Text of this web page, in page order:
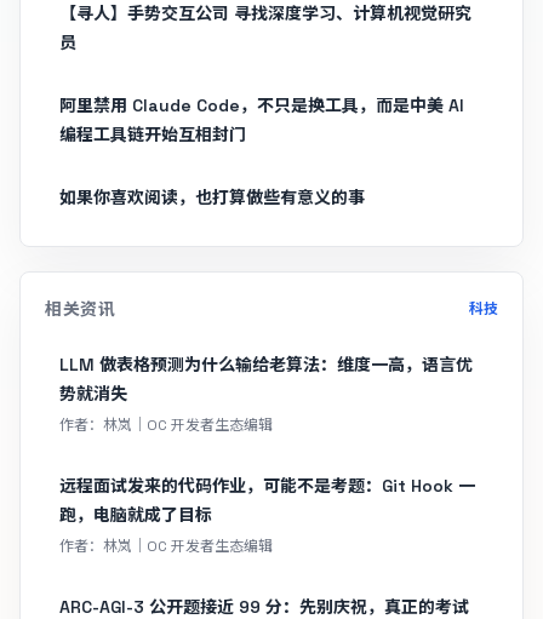
【寻人】手势交互公司 寻找深度学习、计算机视觉研究
员
阿里禁用 Claude Code，不只是换工具，而是中美 AI
编程工具链开始互相封门
如果你喜欢阅读，也打算做些有意义的事
相关资讯 科技
LLM 做表格预测为什么输给老算法：维度一高，语言优
势就消失
作者：林岚｜OC 开发者生态编辑
远程面试发来的代码作业，可能不是考题：Git Hook 一
跑，电脑就成了目标
作者：林岚｜OC 开发者生态编辑
ARC-AGI-3 公开题接近 99 分：先别庆祝，真正的考试